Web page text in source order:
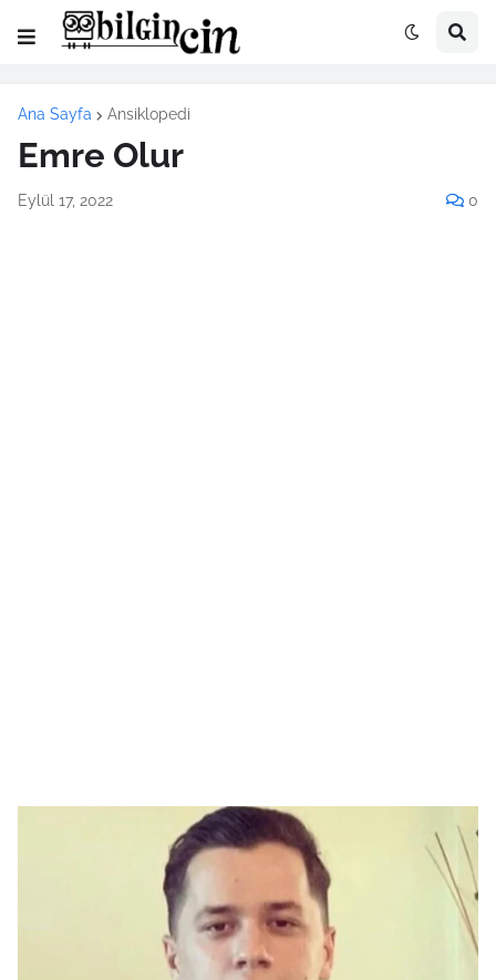
Ana Sayfa Ansiklopedi
Emre Olur
Eylül 17, 2022 0